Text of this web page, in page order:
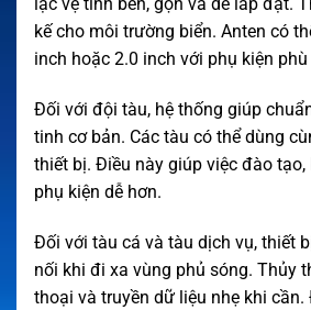
lạc vệ tinh bền, gọn và dễ lắp đặt.
kế cho môi trường biển. Anten có
inch hoặc 2.0 inch với phụ kiện phù
Đối với đội tàu, hệ thống giúp
tinh cơ bản. Các tàu có thể dùng
thiết bị. Điều này giúp việc đào
phụ kiện dễ hơn.
Đối với tàu cá và tàu dịch vụ, thiết
nối khi đi xa vùng phủ sóng. Thủy
thoại và truyền dữ liệu nhẹ khi